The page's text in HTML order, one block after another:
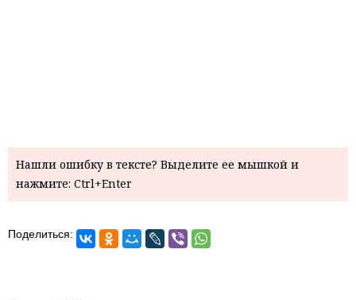
Нашли ошибку в тексте? Выделите ее мышкой и
нажмите: Ctrl+Enter
Поделиться: